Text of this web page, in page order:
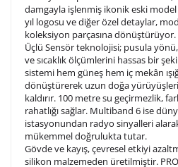
3. Satır
Lütfen font seçiniz
Ön İzleme
Kişiselleştirilmiş ürünlerin
damgayla işlenmiş ikonik eski
yıl logosu ve diğer özel detaylar,
koleksiyon parçasına dönüştürüyor.
Üçlü Sensör teknolojisi; pusula
ve sıcaklık ölçümlerini hassas bir
sistemi hem güneş hem iç mekân
dönüştürerek uzun doğa
kaldırır. 100 metre su geçirmezlik,
rahatlığı sağlar. Multiband 6 ise
istasyonundan radyo sinyalleri
mükemmel doğrulukta tutar.
Gövde ve kayış, çevresel etkiyi
silikon malzemeden üretilmiştir. PRO